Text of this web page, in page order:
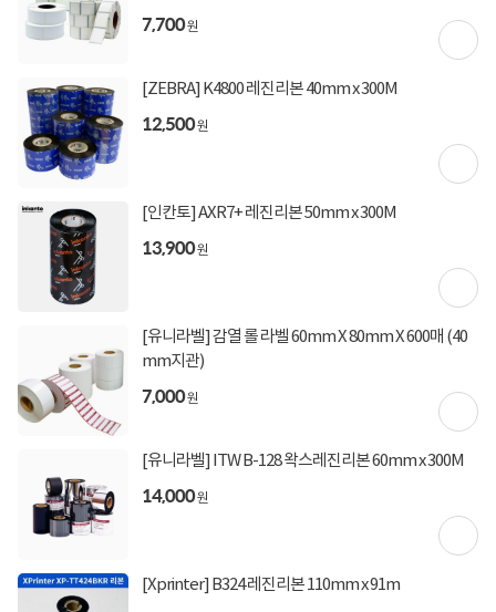
7,700원
[ZEBRA] K4800 레진리본 40mm x 300M
12,500원
[인칸토] AXR7+ 레진리본 50mm x 300M
13,900원
[유니라벨] 감열 롤 라벨 60mm X 80mm X 600매 (40
mm지관)
7,000원
[유니라벨] ITW B-128 왁스레진리본 60mm x 300M
14,000원
[Xprinter] B324 레진리본 110mm x 91m